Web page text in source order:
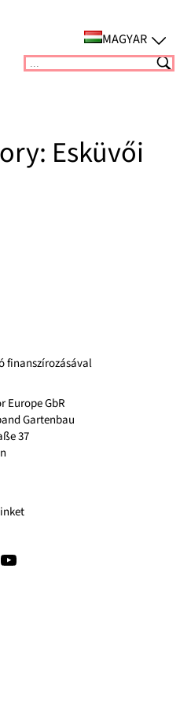
MAGYAR
Suchen
Esküvői
finanszírozásával
Europe GbR
Gartenbau
37
YouTube